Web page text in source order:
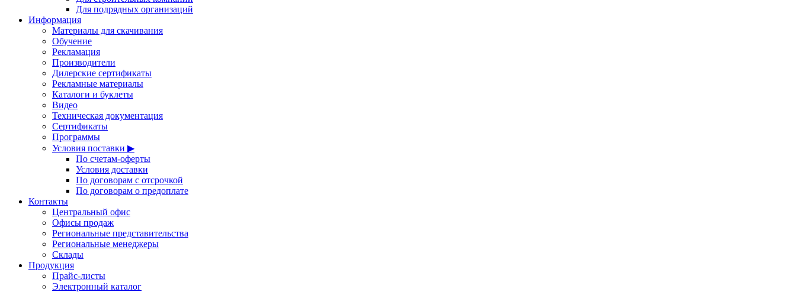
Для подрядных организаций
Информация
Материалы для скачивания
Обучение
Рекламация
Производители
Дилерские сертификаты
Рекламные материалы
Каталоги и буклеты
Видео
Техническая документация
Сертификаты
Программы
Условия поставки ▶
По счетам-оферты
Условия доставки
По договорам с отсрочкой
По договорам о предоплате
Контакты
Центральный офис
Офисы продаж
Региональные представительства
Региональные менеджеры
Склады
Продукция
Прайс-листы
Электронный каталог